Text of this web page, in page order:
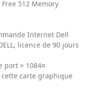
512 Memory
Internet Dell
licence de 90 jours
port = 1084¤
cette carte graphique